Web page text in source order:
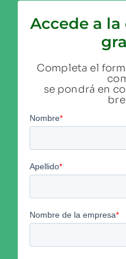
Accede a
Completa el
se pondrá en